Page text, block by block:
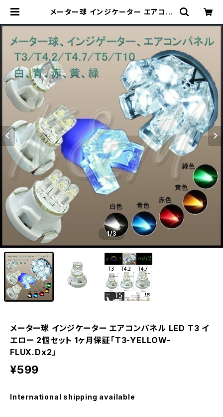
メーター球 インジケーター エアコン
1ヶ月保証「T3-YELLOW-FLUX.Dx
2」 | Pro Station（Ｋ＆Ｍサービス株
式会社）
1/3
メーター球 インジケーター エアコンパネル LED T3 イ
エロー 2個セット 1ヶ月保証「T3-YELLOW-
FLUX.Dx2」
¥599
International shipping available